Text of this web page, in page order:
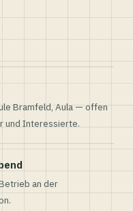
Bramfeld, Aula — offen
und Interessierte.
an der